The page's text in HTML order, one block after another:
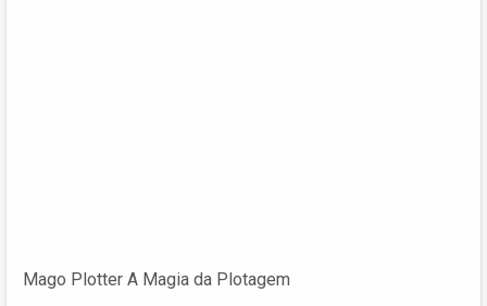
Mago Plotter A Magia da Plotagem